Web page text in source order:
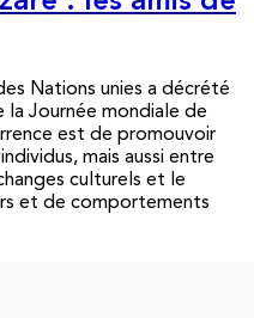
Nations unies a décrété
Journée mondiale de
est de promouvoir
mais aussi entre
culturels et le
et de comportements